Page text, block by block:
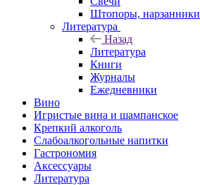
Штопоры, нарзанники
Литература
Назад
Литература
Книги
Журналы
Ежедневники
Вино
Игристые вина и шампанское
Крепкий алкоголь
Слабоалкогольные напитки
Гастрономия
Аксессуары
Литература